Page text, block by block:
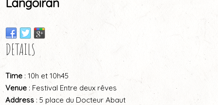
Langoiran
DETAILS
Time : 10h et 10h45
Venue : Festival Entre deux rêves
Address : 5 place du Docteur Abaut